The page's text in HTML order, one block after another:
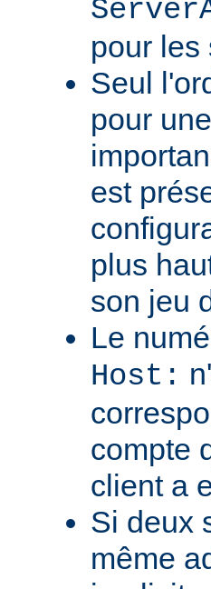
pour les
Seul
pour
est
plus
son jeu
Le
Host:
compte
client a
Si deux
même